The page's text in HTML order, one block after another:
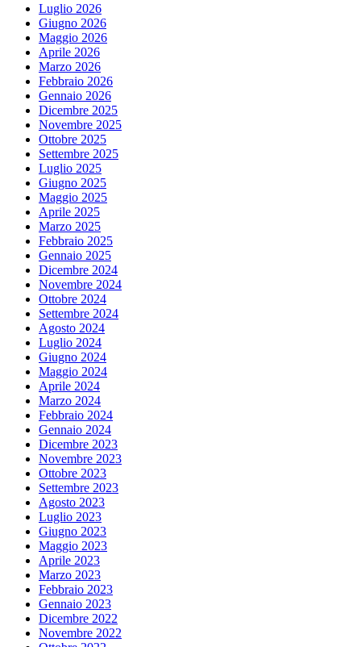
Luglio 2026
Giugno 2026
Maggio 2026
Aprile 2026
Marzo 2026
Febbraio 2026
Gennaio 2026
Dicembre 2025
Novembre 2025
Ottobre 2025
Settembre 2025
Luglio 2025
Giugno 2025
Maggio 2025
Aprile 2025
Marzo 2025
Febbraio 2025
Gennaio 2025
Dicembre 2024
Novembre 2024
Ottobre 2024
Settembre 2024
Agosto 2024
Luglio 2024
Giugno 2024
Maggio 2024
Aprile 2024
Marzo 2024
Febbraio 2024
Gennaio 2024
Dicembre 2023
Novembre 2023
Ottobre 2023
Settembre 2023
Agosto 2023
Luglio 2023
Giugno 2023
Maggio 2023
Aprile 2023
Marzo 2023
Febbraio 2023
Gennaio 2023
Dicembre 2022
Novembre 2022